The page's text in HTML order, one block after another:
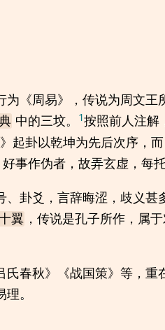
《周易》，传说为周文王
中的三坟。 1按照前人注解
起卦以乾坤为先后次序，
事作伪者，故弄玄虚，每托
卦爻，言辞晦涩，歧义甚
翼 ，传说是孔子所作，属
春秋》《战国策》等，重
。